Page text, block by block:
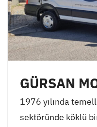
GÜRSAN
1976 yılında
sektöründe köklü